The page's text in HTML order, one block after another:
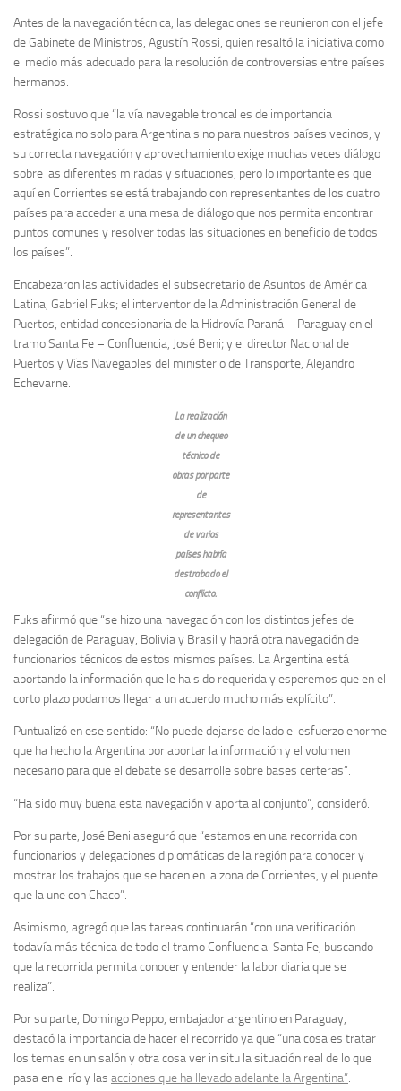
Antes de la navegación técnica, las delegaciones se reunieron con el jefe
de Gabinete de Ministros, Agustín Rossi, quien resaltó la iniciativa como
el medio más adecuado para la resolución de controversias entre países
hermanos.
Rossi sostuvo que “la vía navegable troncal es de importancia
estratégica no solo para Argentina sino para nuestros países vecinos, y
su correcta navegación y aprovechamiento exige muchas veces diálogo
sobre las diferentes miradas y situaciones, pero lo importante es que
aquí en Corrientes se está trabajando con representantes de los cuatro
países para acceder a una mesa de diálogo que nos permita encontrar
puntos comunes y resolver todas las situaciones en beneficio de todos
los países”.
Encabezaron las actividades el subsecretario de Asuntos de América
Latina, Gabriel Fuks; el interventor de la Administración General de
Puertos, entidad concesionaria de la Hidrovía Paraná – Paraguay en el
tramo Santa Fe – Confluencia, José Beni; y el director Nacional de
Puertos y Vías Navegables del ministerio de Transporte, Alejandro
Echevarne.
La realización
de un chequeo
técnico de
obras por parte
de
representantes
de varios
países habría
destrabado el
conflicto.
Fuks afirmó que “se hizo una navegación con los distintos jefes de
delegación de Paraguay, Bolivia y Brasil y habrá otra navegación de
funcionarios técnicos de estos mismos países. La Argentina está
aportando la información que le ha sido requerida y esperemos que en el
corto plazo podamos llegar a un acuerdo mucho más explícito”.
Puntualizó en ese sentido: “No puede dejarse de lado el esfuerzo enorme
que ha hecho la Argentina por aportar la información y el volumen
necesario para que el debate se desarrolle sobre bases certeras”.
“Ha sido muy buena esta navegación y aporta al conjunto”, consideró.
Por su parte, José Beni aseguró que “estamos en una recorrida con
funcionarios y delegaciones diplomáticas de la región para conocer y
mostrar los trabajos que se hacen en la zona de Corrientes, y el puente
que la une con Chaco”.
Asimismo, agregó que las tareas continuarán “con una verificación
todavía más técnica de todo el tramo Confluencia-Santa Fe, buscando
que la recorrida permita conocer y entender la labor diaria que se
realiza”.
Por su parte, Domingo Peppo, embajador argentino en Paraguay,
destacó la importancia de hacer el recorrido ya que “una cosa es tratar
los temas en un salón y otra cosa ver in situ la situación real de lo que
pasa en el río y las acciones que ha llevado adelante la Argentina”.